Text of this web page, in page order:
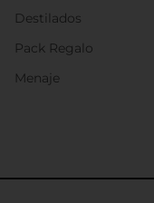
Destilados
Pack Regalo
Menaje